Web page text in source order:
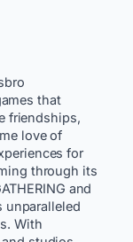
that
friendships,
love of
for
through its
and
unparalleled
With